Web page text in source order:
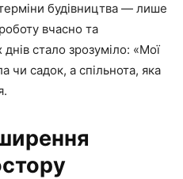
будівництва — лише
вчасно та
стало зрозуміло: «Мої
чи садок, а спільнота, яка